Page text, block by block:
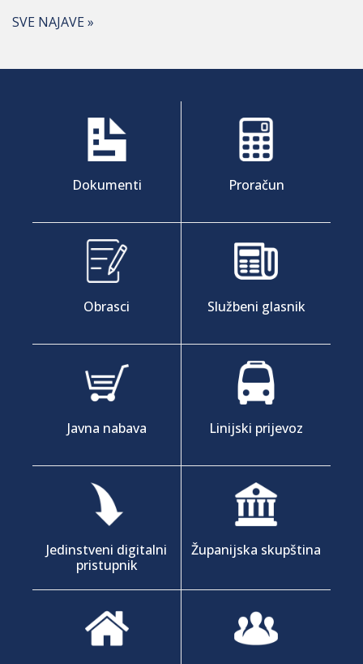
SVE NAJAVE »
Dokumenti Proračun
Obrasci Službeni glasnik
Javna nabava Linijski prijevoz
Jedinstveni digitalni
pristupnik
Županijska skupština